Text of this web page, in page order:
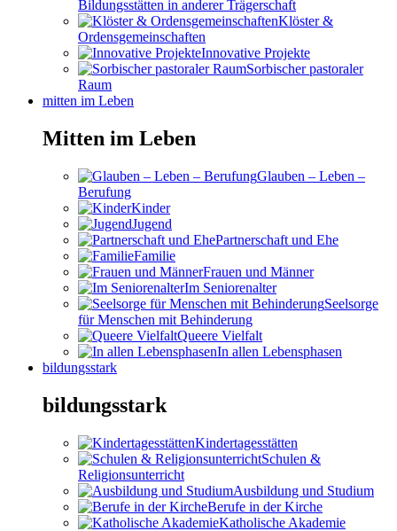
Bildungsstätten in anderer Trägerschaft
Klöster &
Ordensgemeinschaften
Innovative Projekte
Sorbischer pastoraler
Raum
mitten im Leben
Mitten im Leben
Glauben – Leben –
Berufung
Kinder
Jugend
Partnerschaft und Ehe
Familie
Frauen und Männer
Im Seniorenalter
Seelsorge
für Menschen mit Behinderung
Queere Vielfalt
In allen Lebensphasen
bildungsstark
bildungsstark
Kindertagesstätten
Schulen &
Religionsunterricht
Ausbildung und Studium
Berufe in der Kirche
Katholische Akademie